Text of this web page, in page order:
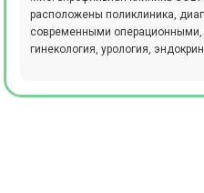
расположены поликлиника,
современными операционными,
гинекология, урология,
терапия, дерматовенерология,
специалистов, сдать анализы и